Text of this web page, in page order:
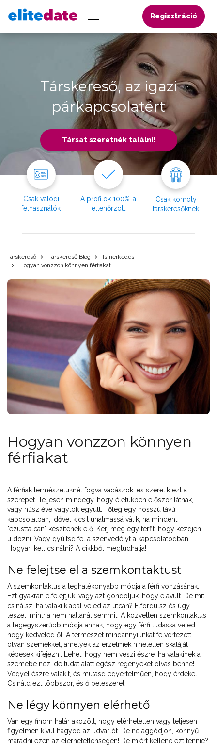
Regisztráció
Társkereső, az igazi
párkapcsolatért
Társat szeretnék találni!
Csak valódi
felhasználók
A profilok 100%-a
ellenőrzött
Csak komoly
társkeresőknek
Társkereső Társkereső Blog
Ismerkedés
Hogyan vonzzon könnyen férfiakat
Hogyan vonzzon könnyen
férfiakat
A férfiak természetüknél fogva vadászok, és szeretik ezt a
szerepet. Teljesen mindegy, hogy életükben először látnak,
vagy húsz éve vagytok együtt. Főleg egy hosszú távú
kapcsolatban, idővel kicsit unalmassá válik, ha mindent
"ezüsttálcán" készítenek elő. Kérj meg egy férfit, hogy kezdjen
üldözni. Vagy gyújtsd fel a szenvedélyt a kapcsolatodban.
Hogyan kell csinálni? A cikkből megtudhatja!
Ne felejtse el a szemkontaktust
A szemkontaktus a leghatékonyabb módja a férfi vonzásának.
Ezt gyakran elfelejtjük, vagy azt gondoljuk, hogy elavult. De mit
csinálsz, ha valaki kiabál veled az utcán? Elfordulsz és úgy
teszel, mintha nem hallanál semmit! A közvetlen szemkontaktus
a legegyszerűbb módja annak, hogy egy férfi tudassa veled,
hogy kedveled őt. A természet mindannyiunkat felvértezett
olyan szemekkel, amelyek az érzelmek hihetetlen skáláját
képesek kifejezni. Lehet, hogy nem veszi észre, ha valakinek a
szemébe néz, de tudat alatt egész regényeket olvas benne!
Vegyél észre valakit, és mutasd egyértelműen, hogy érdekel.
Csináld ezt többször, és ő beleszeret.
Ne légy könnyen elérhető
Van egy finom határ aközött, hogy elérhetetlen vagy teljesen
figyelmen kívül hagyod az udvarlót. De ne aggódjon, könnyű
maradni ezen az elérhetetlenségen! De miért kellene ezt tennie?